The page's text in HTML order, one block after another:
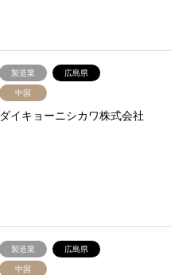
製造業 広島県
中国
ダイキョーニシカワ株式会社
製造業 広島県
中国